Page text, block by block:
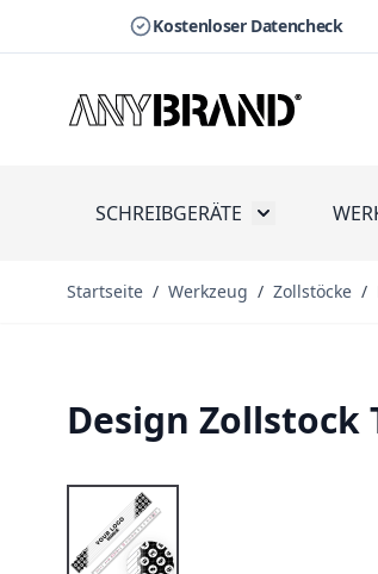
Kostenloser Datencheck
SCHREIBGERÄTE Toggle
Startseite / Werkzeug / Zollstöcke /
Design Zollstock